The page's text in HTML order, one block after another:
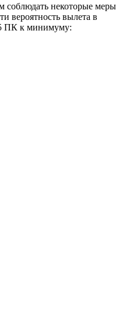
соблюдать некоторые меры
вероятность вылета в
ПК к минимуму: